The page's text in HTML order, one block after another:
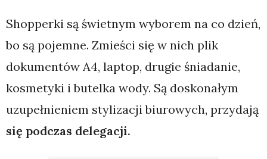
Shopperki są świetnym wyborem na co dzień,
bo są pojemne. Zmieści się w nich plik
dokumentów A4, laptop, drugie śniadanie,
kosmetyki i butelka wody. Są doskonałym
uzupełnieniem stylizacji biurowych, przydają
się podczas delegacji.